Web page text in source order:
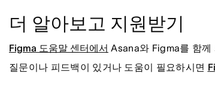
더 알아보고 지원받기
Figma 도움말 센터에서 Asana와 Figma를 함께
질문이나 피드백이 있거나 도움이 필요하시면